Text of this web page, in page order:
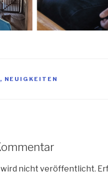
, NEUIGKEITEN
wird nicht veröffentlicht.